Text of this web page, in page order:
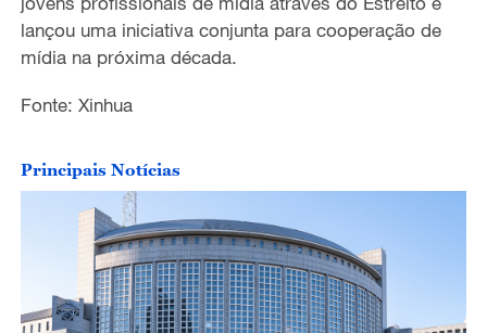
lançou uma iniciativa conjunta para cooperação de
mídia na próxima década.
Fonte: Xinhua
Principais Notícias